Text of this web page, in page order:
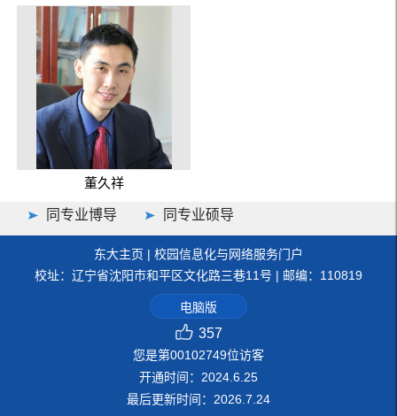
董久祥
同专业博导 同专业硕导
东大主页 | 校园信息化与网络服务门户
校址：辽宁省沈阳市和平区文化路三巷11号 | 邮编：110819
电脑版
357
您是第00102749位访客
开通时间： 2024 6 25
最后更新时间： 2026 7 24